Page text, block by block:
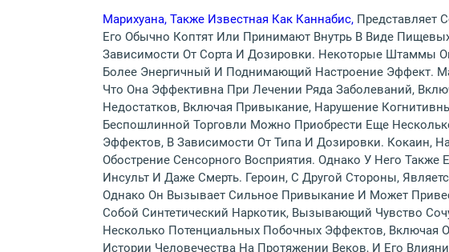
Марихуана, Также Известная Как Каннабис, Представляет
Его Обычно Коптят Или Принимают Внутрь В Виде
Зависимости От Сорта И Дозировки. Некоторые Штаммы
Более Энергичный И Поднимающий Настроение Эффект.
Что Она Эффективна При Лечении Ряда Заболеваний,
Недостатков, Включая Привыкание, Нарушение
Беспошлинной Торговли Можно Приобрести Еще
Эффектов, В Зависимости От Типа И Дозировки. Кокаин,
Обострение Сенсорного Восприятия. Однако У Него
Инсульт И Даже Смерть. Героин, С Другой Стороны,
Однако Он Вызывает Сильное Привыкание И Может
Собой Синтетический Наркотик, Вызывающий Чувство
Несколько Потенциальных Побочных Эффектов, Включая
Истории Человечества На Протяжении Веков, И Его